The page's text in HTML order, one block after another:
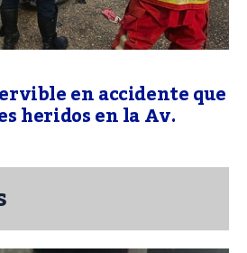
en accidente que
heridos en la Av.